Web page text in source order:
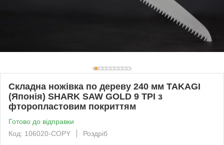
Складна ножівка по дереву 240 мм TAKAGI
(Японія) SHARK SAW GOLD 9 TPI з
фторопластовим покриттям
Готово до відправки
Код: 106020-COPY
Роздріб